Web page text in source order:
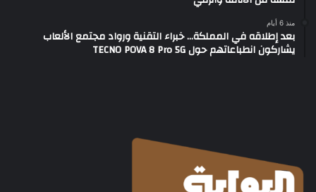
منذ 6 أيام
بعد إطلاقه في المملكة… خبراء التقنية ورواد مجتمع الألعاب
يشاركون انطباعاتهم حول TECNO POVA 8 Pro 5G